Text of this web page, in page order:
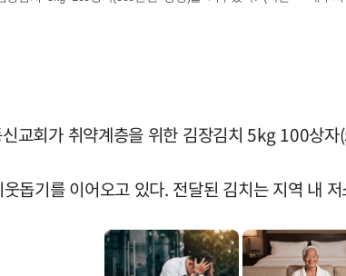
교회가 취약계층을 위한 김장김치 5kg 100상
돕기를 이어오고 있다. 전달된 김치는 지역 내